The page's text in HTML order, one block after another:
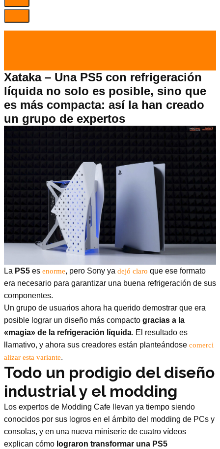
Xataka – Una PS5 con refrigeración
líquida no solo es posible, sino que
es más compacta: así la han creado
un grupo de expertos
La PS5 es enorme, pero Sony ya dejó claro que ese formato
era necesario para garantizar una buena refrigeración de sus
componentes.
Un grupo de usuarios ahora ha querido demostrar que era
posible lograr un diseño más compacto gracias a la
«magia» de la refrigeración líquida. El resultado es
llamativo, y ahora sus creadores están planteándose comerci
alizar esta variante.
Todo un prodigio del diseño
industrial y el modding
Los expertos de Modding Cafe llevan ya tiempo siendo
conocidos por sus logros en el ámbito del modding de PCs y
consolas, y en una nueva miniserie de cuatro vídeos
explican cómo lograron transformar una PS5